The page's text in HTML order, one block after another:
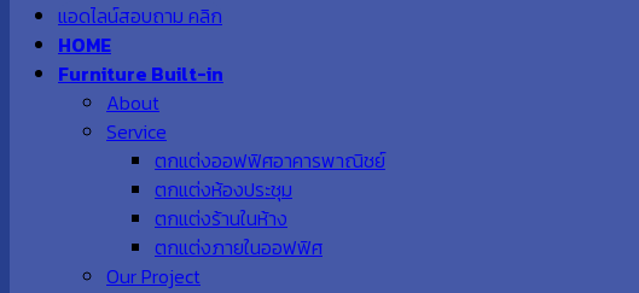
แอดไลน์สอบถาม คลิก
HOME
Furniture Built-in
About
Service
ตกแต่งออฟฟิศอาคารพาณิชย์
ตกแต่งห้องประชุม
ตกแต่งร้านในห้าง
ตกแต่งภายในออฟฟิศ
Our Project